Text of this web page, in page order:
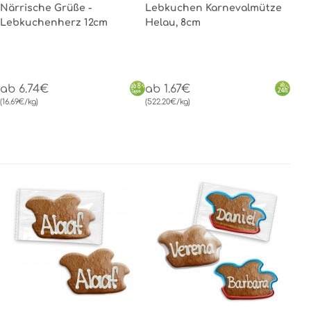
Närrische Grüße -
Lebkuchenherz 12cm
ab 6.74€
(16.69€/kg)
Lebkuchen Karnevalmütze
Helau, 8cm
ab 1.67€
(522.20€/kg)